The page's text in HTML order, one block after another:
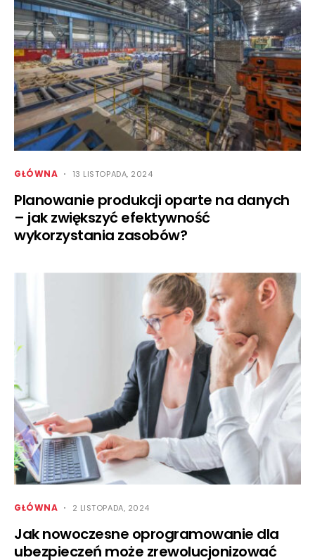
GŁÓWNA 13 LISTOPADA, 2024
Planowanie produkcji oparte na danych
– jak zwiększyć efektywność
wykorzystania zasobów?
GŁÓWNA 2 LISTOPADA, 2024
Jak nowoczesne oprogramowanie dla
ubezpieczeń może zrewolucjonizować